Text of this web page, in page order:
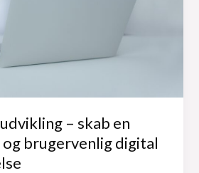
– skab en
brugervenlig digital